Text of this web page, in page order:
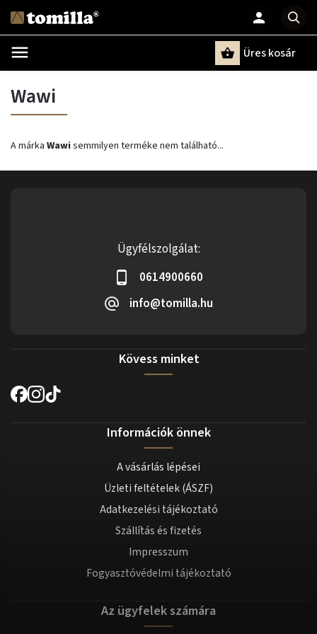
Üres kosár
Wawi
A márka Wawi semmilyen terméke nem található...
Ügyfélszolgálat:
0614900660
info@tomilla.hu
Kövess minket
Információk önnek
A vásárlás lépései
Üzleti feltételek (ÁSZF)
Adatkezelési tájékoztató
Szállítás és fizetés
Impresszum
Fogyasztóvédelmi tájékoztató
Az ügyfelek számára